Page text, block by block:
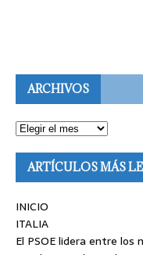
ARCHIVOS
ARTÍCULOS MÁS
INICIO
ITALIA
El PSOE lidera entre los